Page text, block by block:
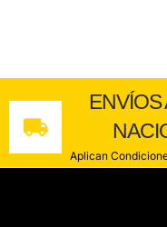
ENVÍOS
Aplican